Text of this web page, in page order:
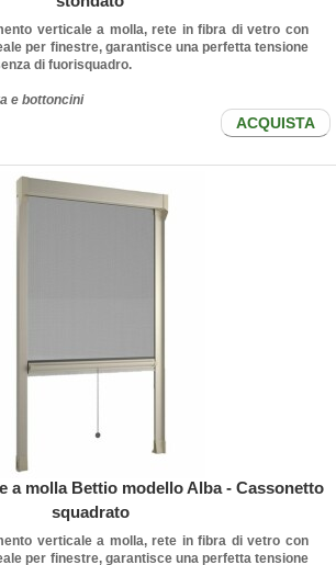
verticale a molla, rete in fibra di vetro con
per finestre, garantisce una perfetta tensione
di fuorisquadro.
e bottoncini
ACQUISTA
a molla Bettio modello Alba - Cassonetto
squadrato
verticale a molla, rete in fibra di vetro con
per finestre, garantisce una perfetta tensione